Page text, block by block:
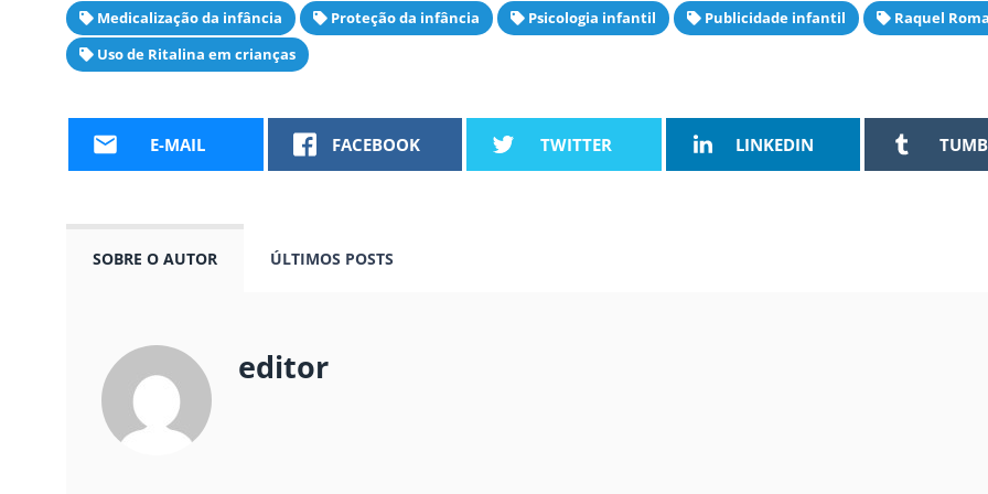
Medicalização da infância
Proteção da infância Psicologia infantil Publicidade infantil
Raquel
Uso de Ritalina em crianças
E-MAIL FACEBOOK TWITTER LINKEDIN
SOBRE O AUTOR ÚLTIMOS POSTS
editor